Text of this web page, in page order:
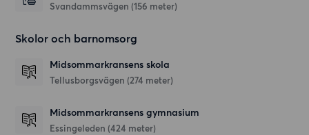
Svandammsvägen (156 meter)
Skolor och barnomsorg
Midsommarkransens skola
Tellusborgsvägen (274 meter)
Midsommarkransens gymnasium
Essingeleden (424 meter)